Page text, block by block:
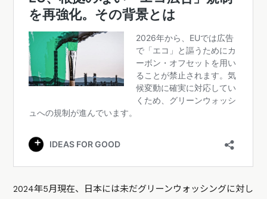
2024年5月現在、日本には未だグリーンウォッシングに対し